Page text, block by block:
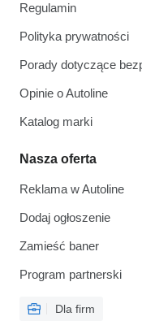
Regulamin
Polityka prywatności
Porady dotyczące
Opinie o Autoline
Katalog marki
Nasza oferta
Reklama w Autoline
Dodaj ogłoszenie
Zamieść baner
Program partnerski
Dla firm